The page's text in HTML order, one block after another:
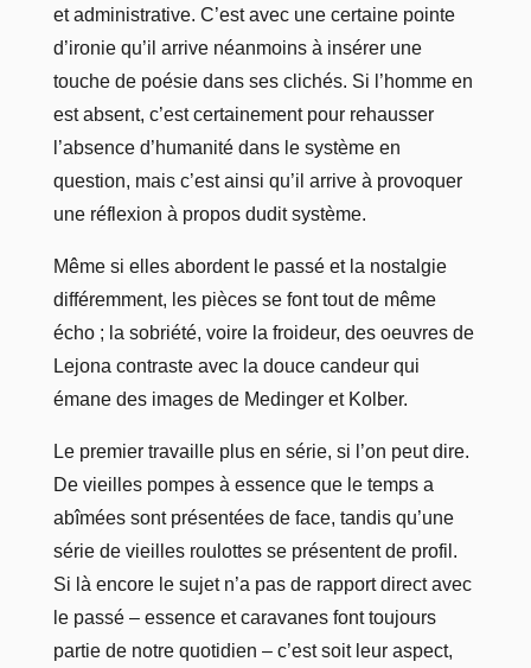
et administrative. C’est avec une certaine pointe
d’ironie qu’il arrive néanmoins à insérer une
touche de poésie dans ses clichés. Si l’homme en
est absent, c’est certainement pour rehausser
l’absence d’humanité dans le système en
question, mais c’est ainsi qu’il arrive à provoquer
une réflexion à propos dudit système.
Même si elles abordent le passé et la nostalgie
différemment, les pièces se font tout de même
écho ; la sobriété, voire la froideur, des oeuvres de
Lejona contraste avec la douce candeur qui
émane des images de Medinger et Kolber.
Le premier travaille plus en série, si l’on peut dire.
De vieilles pompes à essence que le temps a
abîmées sont présentées de face, tandis qu’une
série de vieilles roulottes se présentent de profil.
Si là encore le sujet n’a pas de rapport direct avec
le passé – essence et caravanes font toujours
partie de notre quotidien – c’est soit leur aspect,